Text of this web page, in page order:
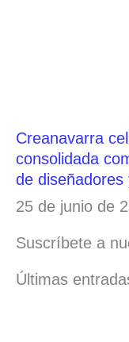
Creanavarra
consolidada
de diseñadores
25 de junio de
Suscríbete a
Últimas